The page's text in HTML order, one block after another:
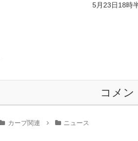
5月23日18時
コメン
カープ関連 ニュース